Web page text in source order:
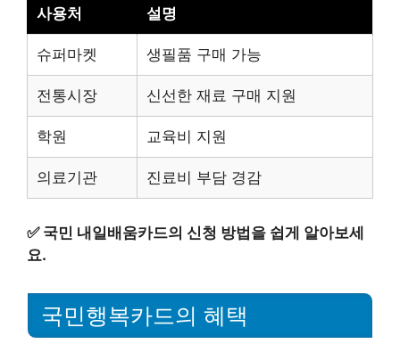
사용처 설명
슈퍼마켓 생필품 구매 가능
전통시장 신선한 재료 구매 지원
학원 교육비 지원
의료기관 진료비 부담 경감
✅ 국민 내일배움카드의 신청 방법을 쉽게 알아보세
요.
국민행복카드의 혜택